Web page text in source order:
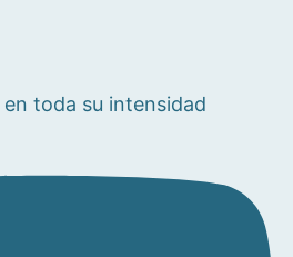
toda su intensidad